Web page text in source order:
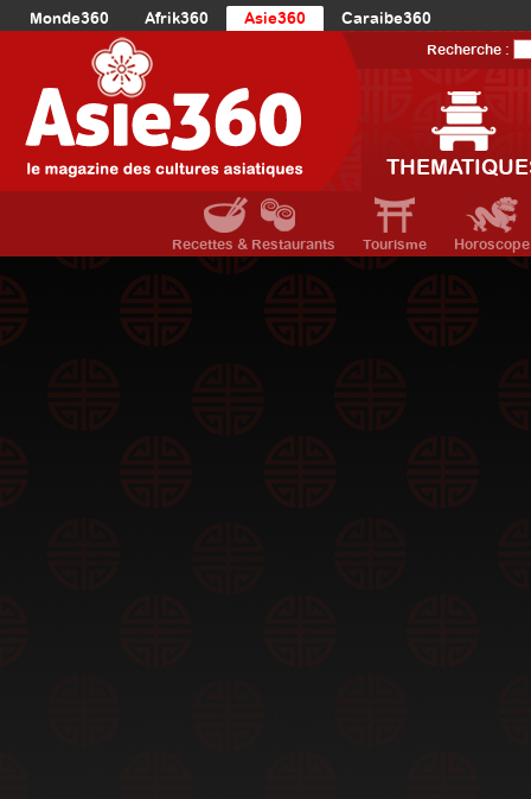
Monde360 Afrik360 Asie360
Caraibe360
Europe360
AmériqueDuNord360
Océanie360
Recherche :
Recettes & Restaurants Tourisme Horoscope